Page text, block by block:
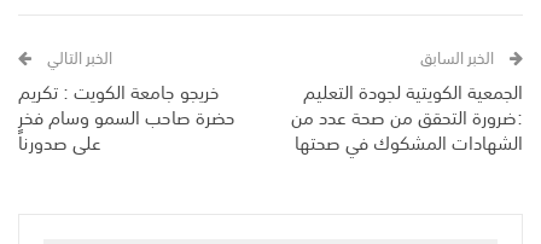
الخبر السابق
الجمعية الكويتية لجودة التعليم
:ضرورة التحقق من صحة عدد من
الشهادات المشكوك في صحتها
الخبر التالي
خريجو جامعة الكويت : تكريم
حضرة صاحب السمو وسام فخرٍ
على صدورنا